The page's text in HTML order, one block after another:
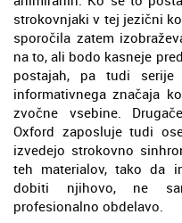
strokovnjaki v tej jezični
sporočila zatem
na to, ali bodo kasneje
postajah, pa tudi serije
informativnega značaja
zvočne vsebine.
Oxford zaposluje tudi
izvedejo strokovno
teh materialov, tako da
dobiti njihovo, ne
profesionalno obdelavo.